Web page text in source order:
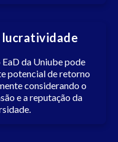
lucratividade
da Uniube pode
potencial de retorno
considerando o
e a reputação da